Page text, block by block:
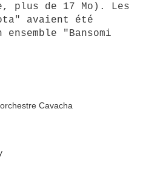
plus de 17 Mo). Les
avaient été
"Bansomi
Cavacha